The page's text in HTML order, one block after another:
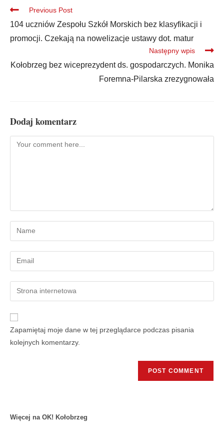
Previous Post
104 uczniów Zespołu Szkół Morskich bez klasyfikacji i
promocji. Czekają na nowelizacje ustawy dot. matur
Następny wpis
Kołobrzeg bez wiceprezydent ds. gospodarczych. Monika
Foremna-Pilarska zrezygnowała
Dodaj komentarz
Zapamiętaj moje dane w tej przeglądarce podczas pisania
kolejnych komentarzy.
Więcej na OK! Kołobrzeg